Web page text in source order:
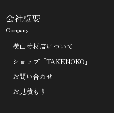
会社概要
Company
横山竹材店について
ショップ「TAKENOKO」
お問い合わせ
お見積もり